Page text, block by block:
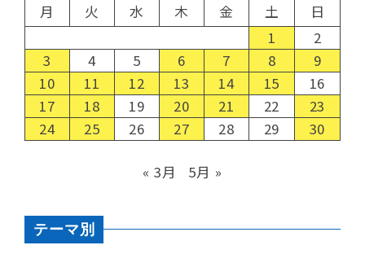
月
火 水 木 金 土
日
1
2
3
4 5 6 7 8
9
10
11 12 13 14 15
16
17
18 19 20 21 22
23
24
25 26 27 28 29 30
« 3月 5月 »
テーマ別